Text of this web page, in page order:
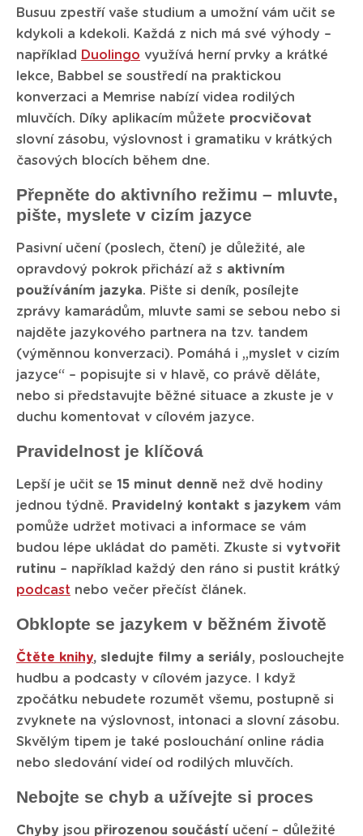
Busuu zpestří vaše studium a umožní vám učit se
kdykoli a kdekoli. Každá z nich má své výhody –
například
Duolingo využívá herní prvky a krátké
lekce, Babbel se soustředí na praktickou
konverzaci a Memrise nabízí videa rodilých
mluvčích. Díky aplikacím můžete procvičovat
slovní zásobu, výslovnost i gramatiku v krátkých
časových blocích během dne.
Přepněte do aktivního režimu – mluvte,
pište, myslete v cizím jazyce
Pasivní učení (poslech, čtení) je důležité, ale
opravdový pokrok přichází až s aktivním
používáním jazyka. Pište si deník, posílejte
zprávy kamarádům, mluvte sami se sebou nebo si
najděte jazykového partnera na tzv. tandem
(výměnnou konverzaci). Pomáhá i „myslet v cizím
jazyce“ – popisujte si v hlavě, co právě děláte,
nebo si představujte běžné situace a zkuste je v
duchu komentovat v cílovém jazyce.
Pravidelnost je klíčová
Lepší je učit se 15 minut denně než dvě hodiny
jednou týdně. Pravidelný kontakt s jazykem vám
pomůže udržet motivaci a informace se vám
budou lépe ukládat do paměti. Zkuste si vytvořit
rutinu – například každý den ráno si pustit krátký
podcast nebo večer přečíst článek.
Obklopte se jazykem v běžném životě
Čtěte knihy, sledujte filmy a seriály, poslouchejte
hudbu a podcasty v cílovém jazyce. I když
zpočátku nebudete rozumět všemu, postupně si
zvyknete na výslovnost, intonaci a slovní zásobu.
Skvělým tipem je také poslouchání online rádia
nebo sledování videí od rodilých mluvčích.
Nebojte se chyb a užívejte si proces
Chyby jsou přirozenou součástí učení – důležité